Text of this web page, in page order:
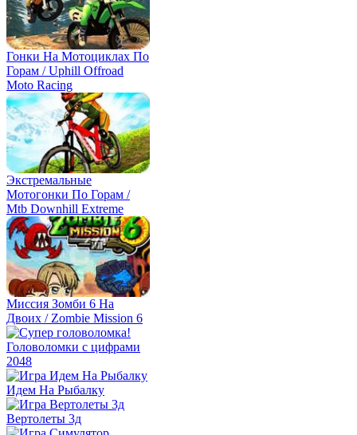
Гонки На Мотоциклах По
Горам / Uphill Offroad
Moto Racing
Экстремальные
Мотогонки По Горам /
Mtb Downhill Extreme
Миссия Зомби 6 На
Двоих / Zombie Mission 6
Головоломки с цифрами
2048
Идем На Рыбалку
Вертолеты 3д